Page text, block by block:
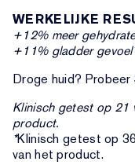
WERKELIJKE
+12% meer
+11% gladder
Droge huid?
Klinisch getest op 21
product.
*Klinisch getest op
van het product.